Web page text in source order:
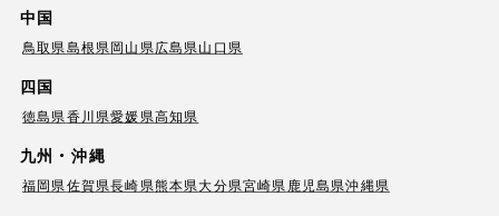
中国
鳥取県島根県岡山県広島県山口県
四国
徳島県香川県愛媛県高知県
九州・沖縄
福岡県佐賀県長崎県熊本県大分県宮崎県 鹿児島県沖縄県